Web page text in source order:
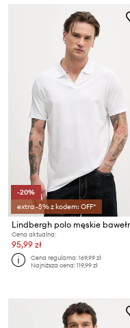
-20%
extra -5% z kodem: OFF*
Cena aktualna:
95,99 zł
Cena regularna:169,99 zł
Najniższa cena:119,99 zł